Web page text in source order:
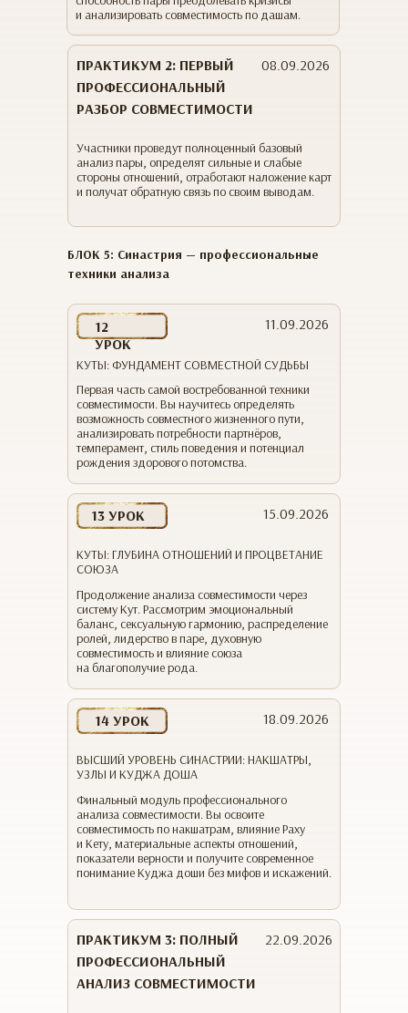
22.09.2026
ПРАКТИКУМ 3: ПОЛНЫЙ
ПРОФЕССИОНАЛЬНЫЙ
АНАЛИЗ СОВМЕСТИМОСТИ
14 УРОК 18.09.2026
Финальный модуль профессионального
анализа совместимости. Вы освоите
совместимость по накшатрам, влияние Раху
и Кету, материальные аспекты отношений,
показатели верности и получите современное
понимание Куджа доши без мифов и искажений.
ВЫСШИЙ УРОВЕНЬ СИНАСТРИИ: НАКШАТРЫ,
УЗЛЫ И КУДЖА ДОША
13 УРОК 15.09.2026
Продолжение анализа совместимости через
систему Кут. Рассмотрим эмоциональный
баланс, сексуальную гармонию, распределение
ролей, лидерство в паре, духовную
совместимость и влияние союза
на благополучие рода.
КУТЫ: ГЛУБИНА ОТНОШЕНИЙ И ПРОЦВЕТАНИЕ
СОЮЗА
12
УРОК
11.09.2026
Первая часть самой востребованной техники
совместимости. Вы научитесь определять
возможность совместного жизненного пути,
анализировать потребности партнёров,
темперамент, стиль поведения и потенциал
рождения здорового потомства.
КУТЫ: ФУНДАМЕНТ СОВМЕСТНОЙ СУДЬБЫ
БЛОК 5: Синастрия — профессиональные
техники анализа
08.09.2026
Участники проведут полноценный базовый
анализ пары, определят сильные и слабые
стороны отношений, отработают наложение карт
и получат обратную связь по своим выводам.
ПРАКТИКУМ 2: ПЕРВЫЙ
ПРОФЕССИОНАЛЬНЫЙ
РАЗБОР СОВМЕСТИМОСТИ
и анализировать совместимость по дашам.